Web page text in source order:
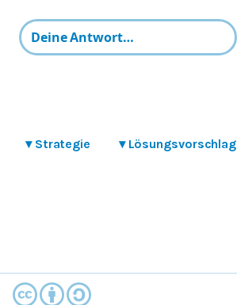
▾ Strategie ▾ Lösungsvorschlag